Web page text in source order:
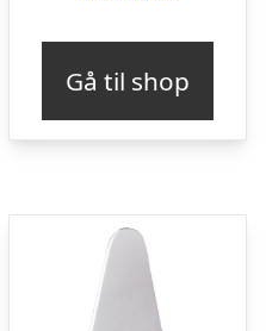
Gå til shop